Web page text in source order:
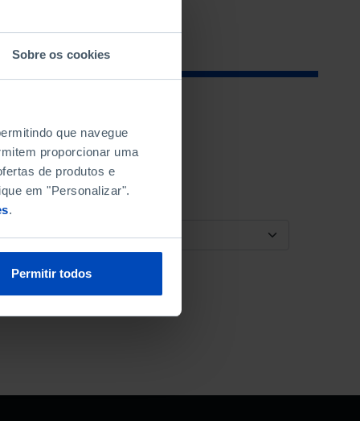
Sobre os cookies
que navegue
proporcionar uma
de produtos e
em "Personalizar".
.
Permitir todos
ORDENAR POR